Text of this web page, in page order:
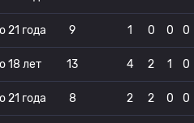
21 года 9 1 0 0 0
18 лет 13 4 2 1 0
21 года 8 2 2 0 0